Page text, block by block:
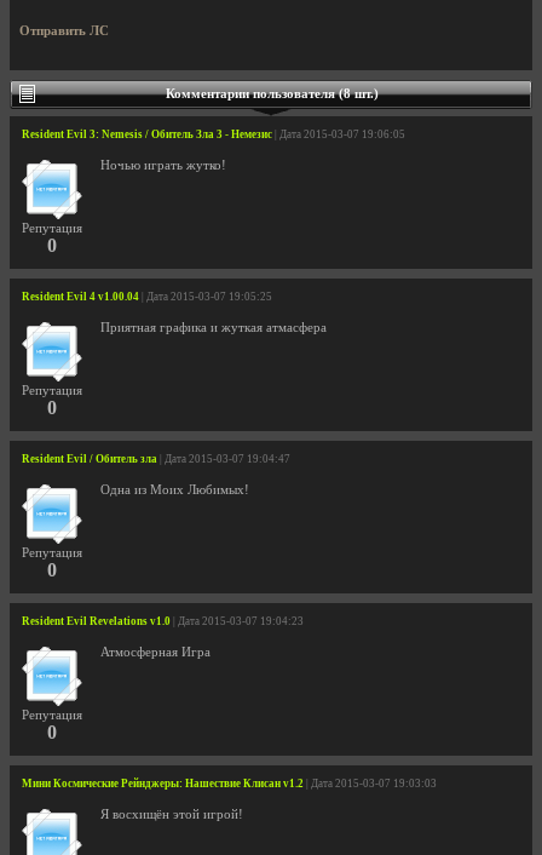
Отправить ЛС
Комментарии пользователя (8 шт.)
Resident Evil 3: Nemesis / Обитель Зла 3 - Немезис | Дата 2015-03-07 19:06:05
Репутация
0
Ночью играть жутко!
Resident Evil 4 v1.00.04 | Дата 2015-03-07 19:05:25
Репутация
0
Приятная графика и жуткая атмасфера
Resident Evil / Обитель зла | Дата 2015-03-07 19:04:47
Репутация
0
Одна из Моих Любимых!
Resident Evil Revelations v1.0 | Дата 2015-03-07 19:04:23
Репутация
0
Атмосферная Игра
Мини Космические Рейнджеры: Нашествие Клисан v1.2 | Дата 2015-03-07 19:03:03
Я восхищён этой игрой!